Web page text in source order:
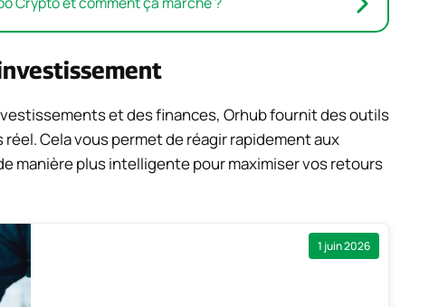
et des finances, Orhub fournit des outils
Cela vous permet de réagir rapidement aux
manière plus intelligente pour maximiser vos retours
1 juin 2026